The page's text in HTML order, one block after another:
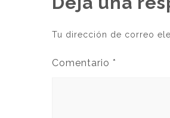
Tu dirección de correo
Comentario *